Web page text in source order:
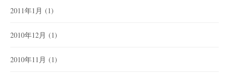
2011年1月 (1)
2010年12月 (1)
2010年11月 (1)